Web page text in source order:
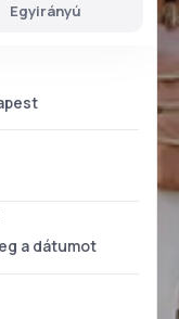
Egyirányú